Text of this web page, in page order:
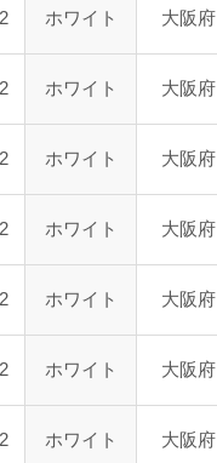
ホワイト 大阪府
ホワイト 大阪府
ホワイト 大阪府
ホワイト 大阪府
ホワイト 大阪府
ホワイト 大阪府
ホワイト 大阪府